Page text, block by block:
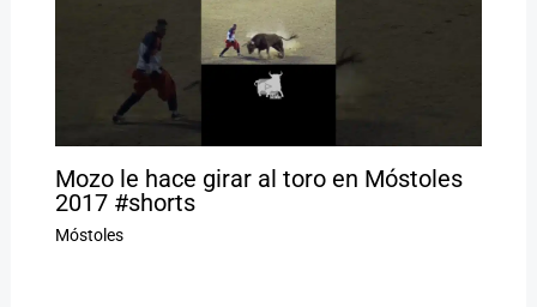
Mozo le hace girar al toro en Móstoles
2017 #shorts
Móstoles